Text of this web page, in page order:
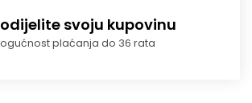
svoju kupovinu
plaćanja do 36 rata